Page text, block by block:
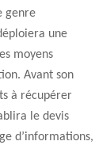
genre
une
moyens
Avant son
à récupérer
le devis
d’informations,